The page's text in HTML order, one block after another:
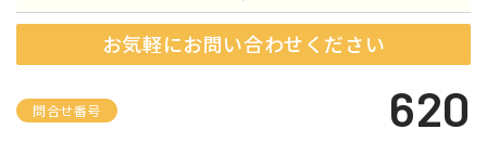
お気軽にお問い合わせください
問合せ番号 620